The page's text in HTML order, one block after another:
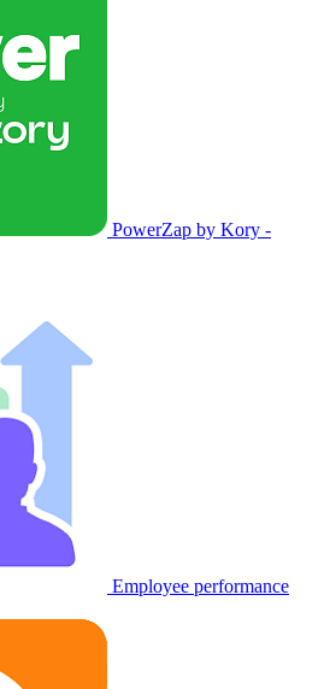
PowerZap by Kory -
Employee performance